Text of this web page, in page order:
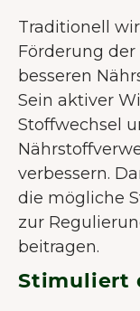
Traditionell
Förderung
besseren
Sein aktiver
Stoffwechsel
verbessern.
die mögliche
zur
beitragen.
Stimuliert